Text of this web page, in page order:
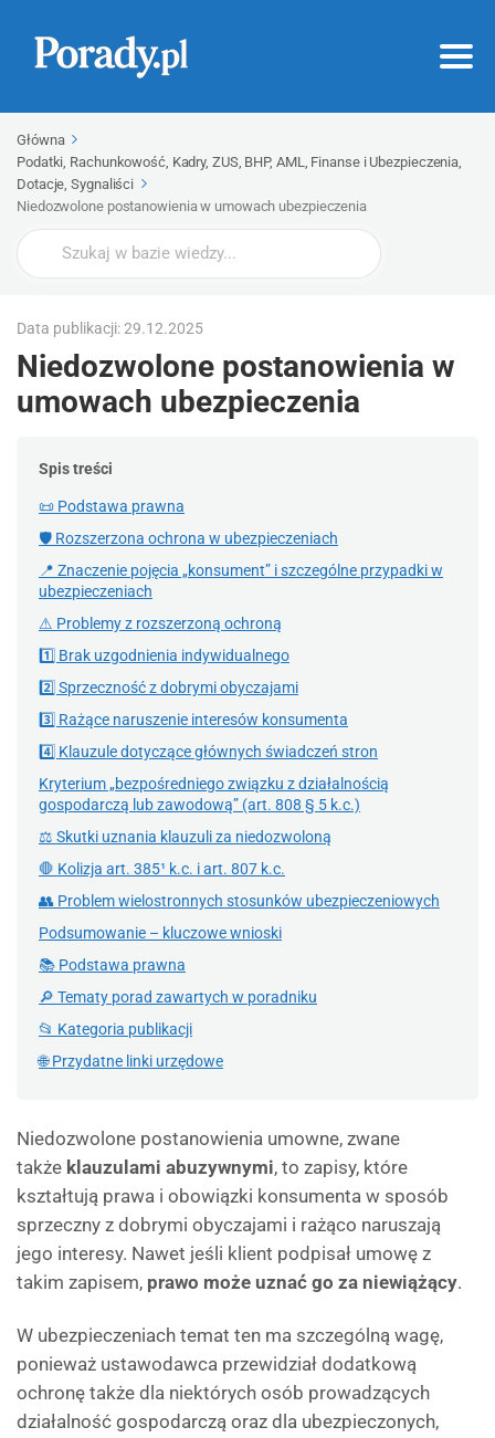
Główna
Podatki, Rachunkowość, Kadry, ZUS, BHP, AML, Finanse i Ubezpieczenia,
Dotacje, Sygnaliści
Niedozwolone postanowienia w umowach ubezpieczenia
Wyszukaj
Data publikacji: 29.12.2025
Niedozwolone postanowienia w
umowach ubezpieczenia
Spis treści
📜 Podstawa prawna
🛡 Rozszerzona ochrona w ubezpieczeniach
📍 Znaczenie pojęcia „konsument” i szczególne przypadki w
ubezpieczeniach
⚠ Problemy z rozszerzoną ochroną
1️⃣ Brak uzgodnienia indywidualnego
2️⃣ Sprzeczność z dobrymi obyczajami
3️⃣ Rażące naruszenie interesów konsumenta
4️⃣ Klauzule dotyczące głównych świadczeń stron
Kryterium „bezpośredniego związku z działalnością
gospodarczą lub zawodową” (art. 808 § 5 k.c.)
⚖ Skutki uznania klauzuli za niedozwoloną
🛑 Kolizja art. 385¹ k.c. i art. 807 k.c.
👥 Problem wielostronnych stosunków ubezpieczeniowych
Podsumowanie – kluczowe wnioski
📚 Podstawa prawna
🔎 Tematy porad zawartych w poradniku
📂 Kategoria publikacji
🌐 Przydatne linki urzędowe
Niedozwolone postanowienia umowne, zwane
także klauzulami abuzywnymi, to zapisy, które
kształtują prawa i obowiązki konsumenta w sposób
sprzeczny z dobrymi obyczajami i rażąco naruszają
jego interesy. Nawet jeśli klient podpisał umowę z
takim zapisem, prawo może uznać go za niewiążący.
W ubezpieczeniach temat ten ma szczególną wagę,
ponieważ ustawodawca przewidział dodatkową
ochronę także dla niektórych osób prowadzących
działalność gospodarczą oraz dla ubezpieczonych,